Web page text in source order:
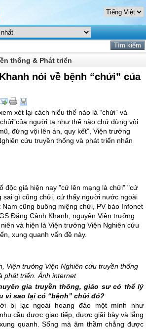
thống & Phát triển
nói về bệnh “chửi” của
xét lại cách hiểu thế nào là “chửi” và
người ta như thế nào chứ đừng vội
đừng vội lên án, quy kết”, Viện trưởng
cứu truyền thống và phát triển nhấn
độc giả hiện nay "cứ lên mạng là chửi" "cứ
sai gì cũng chửi, cứ thấy người nước ngoài
cũng buông miệng chửi, PV báo Infonet
Đặng Cảnh Khanh, nguyên Viện trưởng
và hiện là Viện trưởng Viện Nghiên cứu
xung quanh vấn đề này.
Viện trưởng Viện Nghiên cứu truyền thống
phát triển. Ảnh internet
gia truyền thông, giáo sư có thể lý
vì sao lại có “bệnh” chửi đó?
bị lạc ngoài hoang đảo một mình như
cầu được giao tiếp, được giãi bày và lắng
quanh. Sống mà âm thầm chẳng được